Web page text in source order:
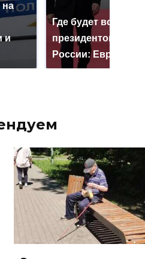
и
Где будет встреча
президентов США и
России: Европа?